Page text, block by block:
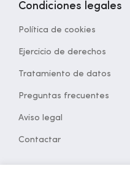
Condiciones legales
Política de cookies
Ejercicio de derechos
Tratamiento de datos
Preguntas frecuentes
Aviso legal
Contactar